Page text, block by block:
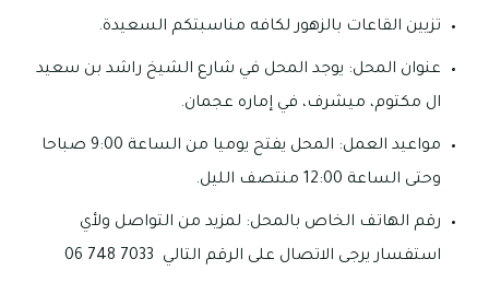
تزيين القاعات بالزهور لكافه مناسبتكم السعيدة.
عنوان المحل: يوجد المحل في شارع الشيخ راشد بن سعيد
ال مكتوم، ميشرف، في إماره عجمان.
مواعيد العمل: المحل يفتح يوميا من الساعة 9:00 صباحا
وحتى الساعة 12:00 منتصف الليل.
رقم الهاتف الخاص بالمحل: لمزيد من التواصل ولأي
استفسار يرجى الاتصال على الرقم التالي 7033 748 06